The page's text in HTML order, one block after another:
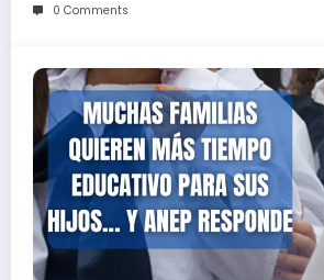
0 Comments